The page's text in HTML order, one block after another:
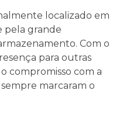
localizado em
pela grande
Com o
para outras
compromisso com a
marcaram o